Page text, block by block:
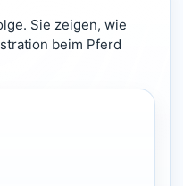
Sie zeigen, wie
beim Pferd